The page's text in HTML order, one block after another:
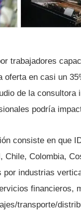
trabajadores
oferta en casi un
de la consultora
podrí­a
consiste en que
Chile, Colombia,
industrias
financieros,
transporte/